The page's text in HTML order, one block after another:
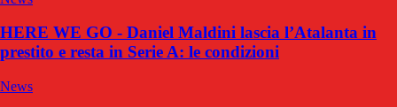
HERE WE GO - Daniel Maldini lascia l’Atalanta in
prestito e resta in Serie A: le condizioni
News